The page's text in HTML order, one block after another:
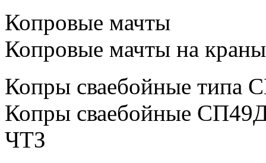
Копровые мачты
Копровые мачты на краны
Копры сваебойные типа
Копры сваебойные
ЧТЗ